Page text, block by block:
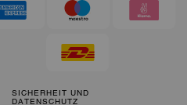
SICHERHEIT UND
DATENSCHUTZ